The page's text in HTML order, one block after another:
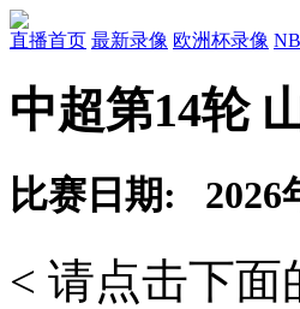
直播首页 最新录像 欧洲杯录像
中超第14轮
比赛日期: 2026
< 请点击下